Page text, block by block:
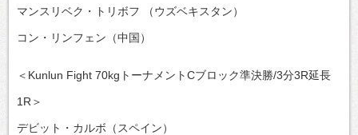
マンスリベク・トリボフ （ウズベキスタン）
コン・リンフェン（中国）
＜Kunlun Fight 70kgトーナメントCブロック準決勝/3分3R延長
1R＞
デビット・カルボ（スペイン）